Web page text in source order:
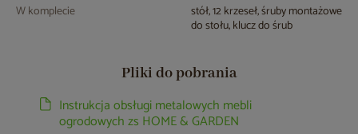
W komplecie stół, 12 krzeseł, śruby montażowe
do stołu, klucz do śrub
Pliki do pobrania
Instrukcja obsługi metalowych mebli
ogrodowych zs HOME & GARDEN